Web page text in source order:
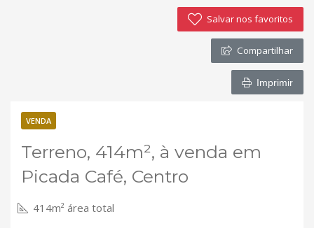
Salvar nos favoritos
Compartilhar
Imprimir
VENDA
Terreno, 414m², à venda em
Picada Café, Centro
414m² área total